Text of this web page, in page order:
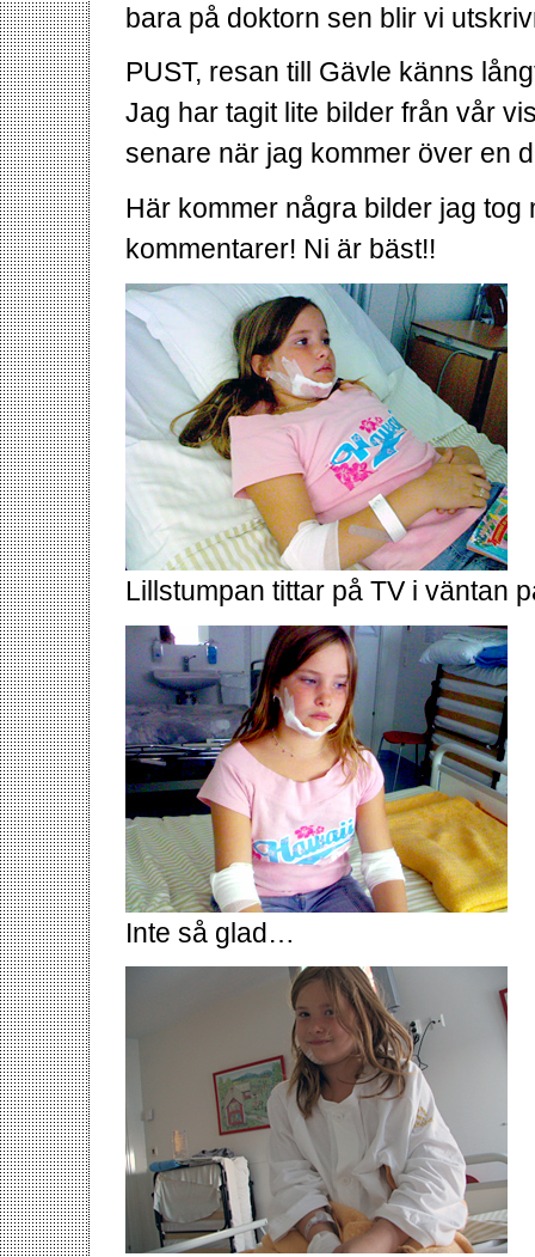
bara på doktorn sen blir vi
PUST, resan till Gävle känns
Jag har tagit lite bilder från vår
senare när jag kommer över en
Här kommer några bilder jag
kommentarer! Ni är bäst!!
Lillstumpan tittar på TV i väntan
Inte så glad…